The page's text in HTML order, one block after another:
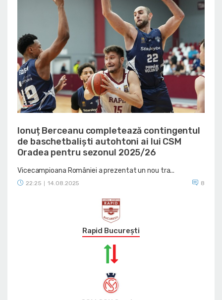
Ionuț Berceanu completează contingentul
de baschetbaliști autohtoni ai lui CSM
Oradea pentru sezonul 2025/26
Vicecampioana României a prezentat un nou tra...
22:25 14.08.2025 8
Rapid București